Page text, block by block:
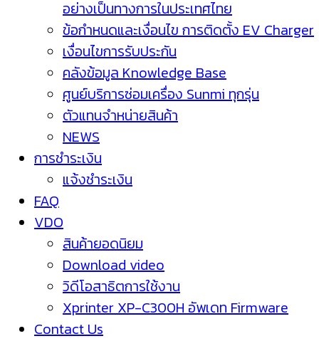
อย่างเป็นทางการในประเทศไทย
ข้อกำหนดและเงื่อนไข การติดตั้ง EV Charger
เงื่อนไขการรับประกัน
คลังข้อมูล Knowledge Base
ศูนย์บริการซ่อมเครื่อง Sunmi ทุกรุ่น
ตัวแทนจำหน่ายสินค้า
NEWS
การชำระเงิน
แจ้งชำระเงิน
FAQ
VDO
สินค้ายอดนิยม
Download video
วิดีโอสาธิตการใช้งาน
Xprinter XP-C300H อัพเดท Firmware
Contact Us